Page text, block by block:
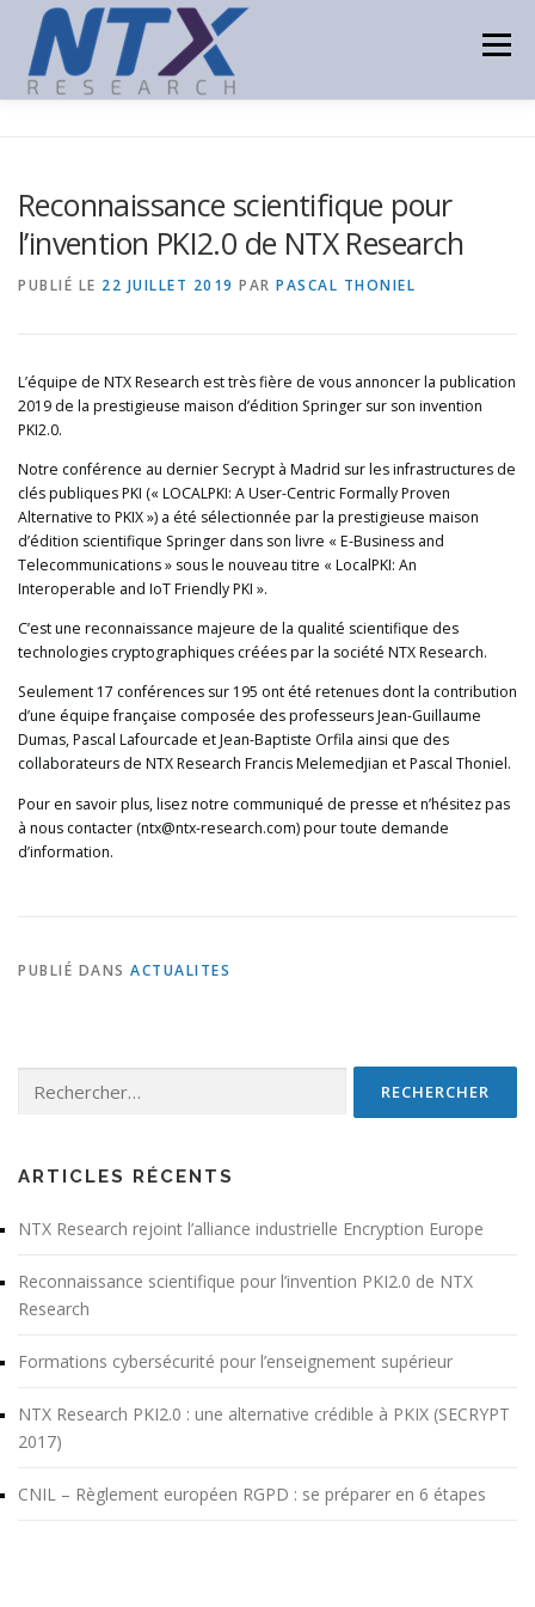
contenu
Menu
CONSULTING PARTENAIRES ACTUALITÉS
Reconnaissance scientifique pour
l’invention PKI2.0 de NTX Research
PUBLIÉ LE 22 JUILLET 2019 PAR PASCAL THONIEL
L’équipe de NTX Research est très fière de vous annoncer la publication
2019 de la prestigieuse maison d’édition Springer sur son invention
PKI2.0.
Notre conférence au dernier Secrypt à Madrid sur les infrastructures de
clés publiques PKI (« LOCALPKI: A User-Centric Formally Proven
Alternative to PKIX ») a été sélectionnée par la prestigieuse maison
d’édition scientifique Springer dans son livre « E-Business and
Telecommunications » sous le nouveau titre « LocalPKI: An
Interoperable and IoT Friendly PKI ».
C’est une reconnaissance majeure de la qualité scientifique des
technologies cryptographiques créées par la société NTX Research.
Seulement 17 conférences sur 195 ont été retenues dont la contribution
d’une équipe française composée des professeurs Jean-Guillaume
Dumas, Pascal Lafourcade et Jean-Baptiste Orfila ainsi que des
collaborateurs de NTX Research Francis Melemedjian et Pascal Thoniel.
Pour en savoir plus, lisez notre communiqué de presse et n’hésitez pas
à nous contacter (ntx@ntx-research.com) pour toute demande
d’information.
PUBLIÉ DANS ACTUALITES
ARTICLES RÉCENTS
NTX Research rejoint l’alliance industrielle Encryption Europe
Reconnaissance scientifique pour l’invention PKI2.0 de NTX
Research
Formations cybersécurité pour l’enseignement supérieur
NTX Research PKI2.0 : une alternative crédible à PKIX (SECRYPT
2017)
CNIL – Règlement européen RGPD : se préparer en 6 étapes